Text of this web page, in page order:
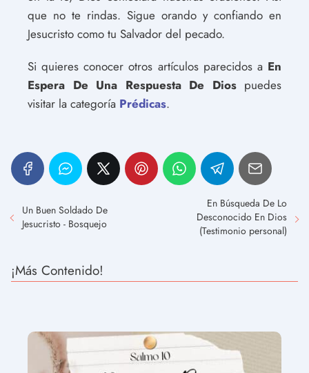
que no te rindas. Sigue orando y confiando en
Jesucristo como tu Salvador del pecado.
Si quieres conocer otros artículos parecidos a En
Espera De Una Respuesta De Diospuedes
visitar la categoría Prédicas.
Un Buen Soldado De
Jesucristo - Bosquejo
En Búsqueda De Lo
Desconocido En Dios
(Testimonio personal)
¡Más Contenido!